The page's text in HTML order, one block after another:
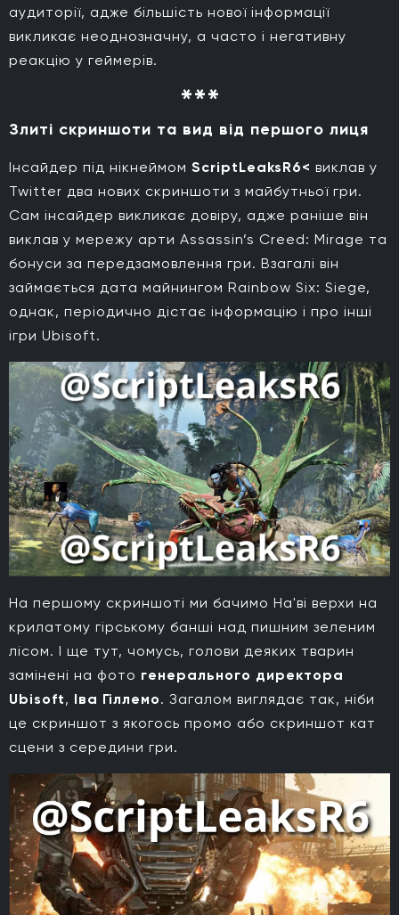
аудиторії, адже більшість нової інформації
викликає неоднозначну, а часто і негативну
реакцію у геймерів.
Злиті скриншоти та вид від першого лиця
Інсайдер під нікнеймом ScriptLeaksR6< виклав у
Twitter два нових скриншоти з майбутньої гри.
Сам інсайдер викликає довіру, адже раніше він
виклав у мережу арти Assassin’s Creed: Mirage та
бонуси за передзамовлення гри. Взагалі він
займається дата майнингом Rainbow Six: Siege,
однак, періодично дістає інформацію і про інші
ігри Ubisoft.
На першому скриншоті ми бачимо На'ві верхи на
крилатому гірському банші над пишним зеленим
лісом. І ще тут, чомусь, голови деяких тварин
замінені на фото генерального директора
Ubisoft, Іва Гіллемо. Загалом виглядає так, ніби
це скриншот з якогось промо або скриншот кат
сцени з середини гри.